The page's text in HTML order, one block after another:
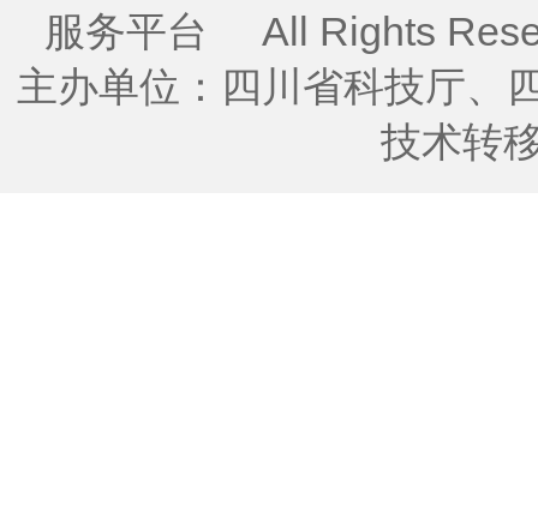
服务平台 All Rights
主办单位：四川省科技厅、
技术转